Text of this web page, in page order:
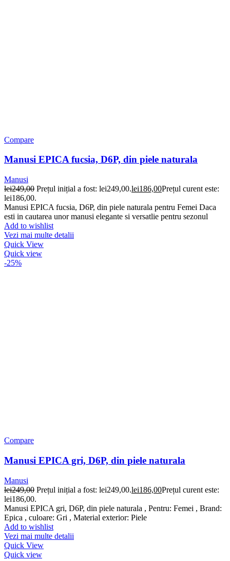
Compare
Manusi EPICA fucsia, D6P, din piele naturala
Manusi
lei249,00 Prețul inițial a fost: lei249,00.lei186,00Prețul curent este:
lei186,00.
Manusi EPICA fucsia, D6P, din piele naturala pentru Femei Daca
esti in cautarea unor manusi elegante si versatlie pentru sezonul
Add to wishlist
Vezi mai multe detalii
Quick View
Quick view
-25%
Compare
Manusi EPICA gri, D6P, din piele naturala
Manusi
lei249,00 Prețul inițial a fost: lei249,00.lei186,00Prețul curent este:
lei186,00.
Manusi EPICA gri, D6P, din piele naturala , Pentru: Femei , Brand:
Epica , culoare: Gri , Material exterior: Piele
Add to wishlist
Vezi mai multe detalii
Quick View
Quick view